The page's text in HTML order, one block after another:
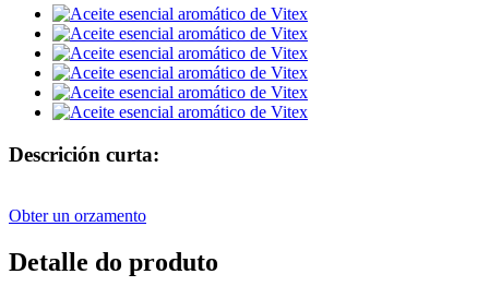
Descrición curta:
Obter un orzamento
Detalle do produto